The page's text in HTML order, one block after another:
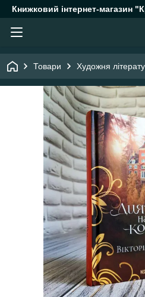
Книжковий інтернет-магазин
Товари Художня